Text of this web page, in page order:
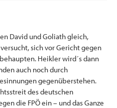
David und Goliath gleich,
sich vor Gericht gegen
Heikler wird´s dann
auch noch durch
gegenüberstehen.
des deutschen
die FPÖ ein – und das Ganze